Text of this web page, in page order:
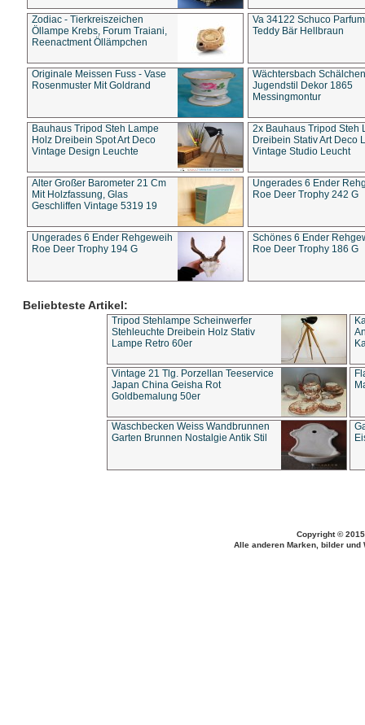
Zodiac - Tierkreiszeichen
Öllampe Krebs, Forum Traiani,
Reenactment Öllämpchen
Va 34122 Schuco
Teddy Bär Hellbraun
Originale Meissen Fuss - Vase
Rosenmuster Mit Goldrand
Wächtersbach Schälchen
Jugendstil Dekor 1865
Messingmontur
Bauhaus Tripod Steh Lampe
Holz Dreibein Spot Art Deco
Vintage Design Leuchte
2x Bauhaus Tripod Steh
Dreibein Stativ Art Deco
Vintage Studio Leucht
Alter Großer Barometer 21 Cm
Mit Holzfassung, Glas
Geschliffen Vintage 5319 19
Ungerades 6 Ender
Roe Deer Trophy 242 G
Ungerades 6 Ender Rehgeweih
Roe Deer Trophy 194 G
Schönes 6 Ender
Roe Deer Trophy 186 G
Beliebteste Artikel:
Tripod Stehlampe Scheinwerfer
Stehleuchte Dreibein Holz Stativ
Lampe Retro 60er
Vintage 21 Tlg. Porzellan Teeservice
Japan China Geisha Rot
Goldbemalung 50er
Waschbecken Weiss Wandbrunnen
Garten Brunnen Nostalgie Antik Stil
Copyright ©
Alle anderen Marken, bilder und